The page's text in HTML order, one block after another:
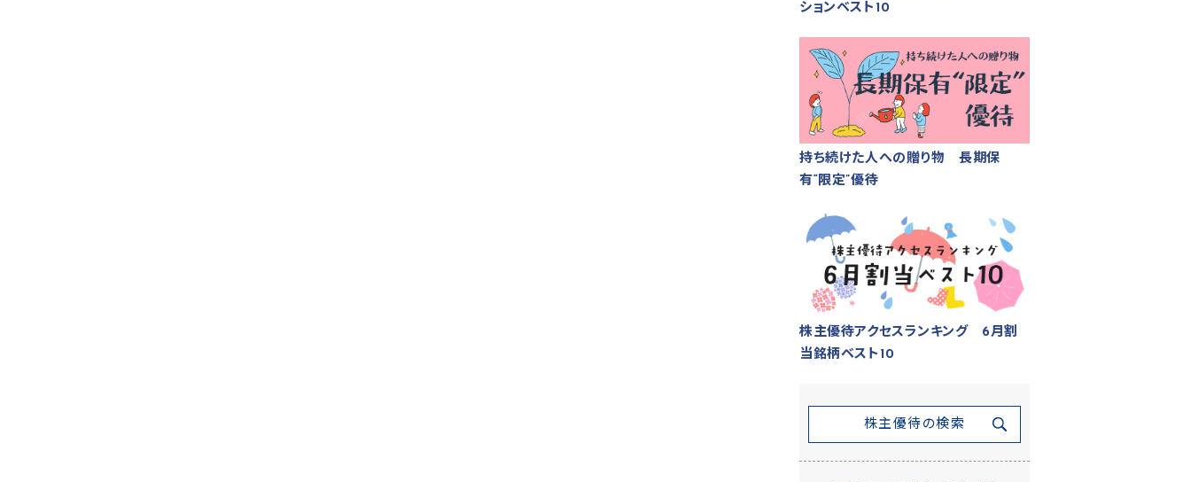
ションベスト10
持ち続けた人への贈り物 長期保
有“限定”優待
株主優待アクセスランキング 6月割
当銘柄ベスト10
株主優待の検索